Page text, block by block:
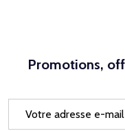
Promotions,